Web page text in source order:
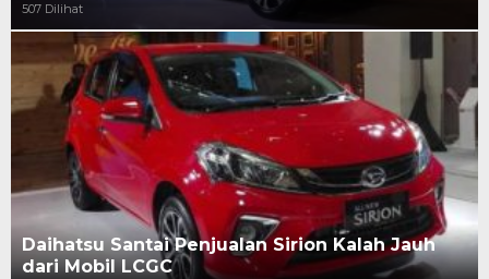
507 Dilihat
Daihatsu Santai Penjualan Sirion Kalah Jauh
dari Mobil LCGC